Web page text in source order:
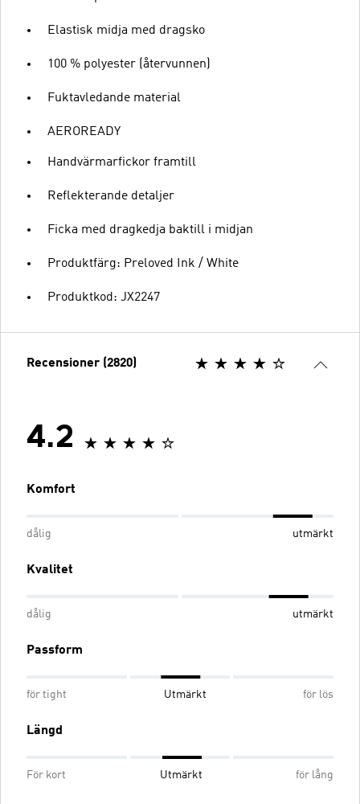
Elastisk midja med dragsko
100 % polyester (återvunnen)
Fuktavledande material
AEROREADY
Handvärmarfickor framtill
Reflekterande detaljer
Ficka med dragkedja baktill i midjan
Produktfärg: Preloved Ink / White
Produktkod: JX2247
Recensioner (2820)
4.2
Komfort
dålig utmärkt
Kvalitet
dålig utmärkt
Passform
för tight Utmärkt för lös
Längd
För kort Utmärkt för lång